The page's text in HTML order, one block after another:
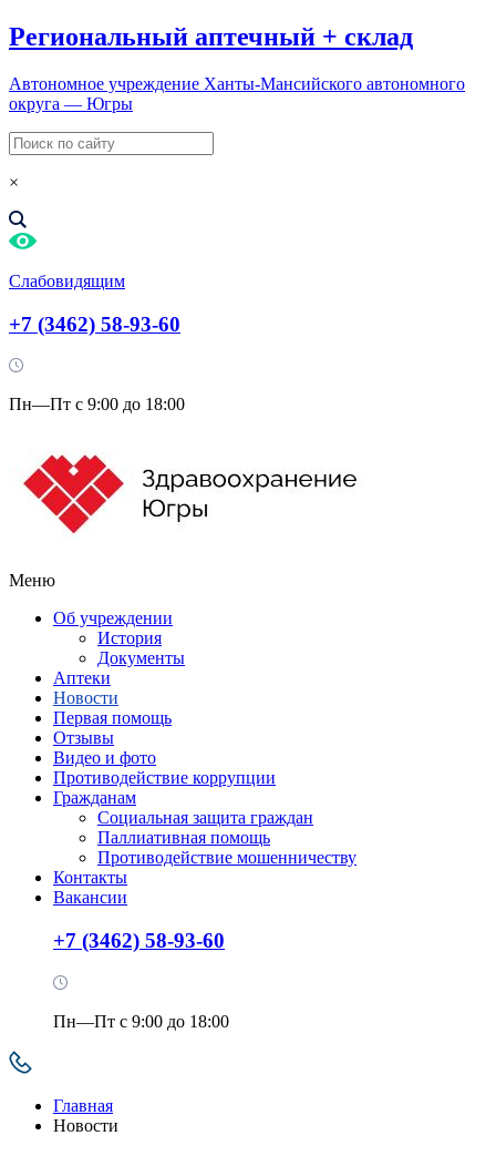
Региональный аптечный + склад
Автономное учреждение Ханты-Мансийского автономного
округа — Югры
×
Слабовидящим
+7 (3462) 58-93-60
Пн—Пт с 9:00 до 18:00
Меню
Об учреждении
История
Документы
Аптеки
Новости
Первая помощь
Отзывы
Видео и фото
Противодействие коррупции
Гражданам
Социальная защита граждан
Паллиативная помощь
Противодействие мошенничеству
Контакты
Вакансии
+7 (3462) 58-93-60
Пн—Пт с 9:00 до 18:00
Главная
Новости